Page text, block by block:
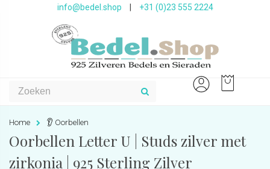
info@bedel.shop +31 (0)23 555 2224
Home 👂 Oorbellen
Oorbellen Letter U | Studs zilver met
zirkonia | 925 Sterling Zilver